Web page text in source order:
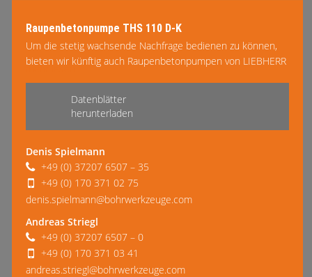
Raupenbetonpumpe THS 110 D-K
Um die stetig wachsende Nachfrage bedienen zu können,
bieten wir künftig auch Raupenbetonpumpen von LIEBHERR
Bauweise lassen sich flexibel manövrieren und sind speziell
entwickelt worden.
mehr lesen
Datenblätter
herunterladen
Denis Spielmann
+49 (0) 37207 6507 – 35
+49 (0) 170 371 02 75
denis.spielmann@bohrwerkzeuge.com
Andreas Striegl
+49 (0) 37207 6507 – 0
+49 (0) 170 371 03 41
andreas.striegl@bohrwerkzeuge.com